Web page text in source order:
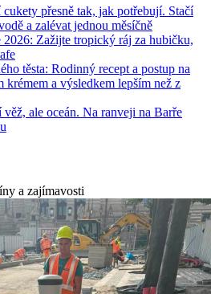
přesně tak, jak potřebují. Stačí
a zalévat jednou měsíčně
Zažijte tropický ráj za hubičku,
těsta: Rodinný recept a postup na
krémem a výsledkem lepším než z
ale oceán. Na ranveji na Barře
a zajímavosti